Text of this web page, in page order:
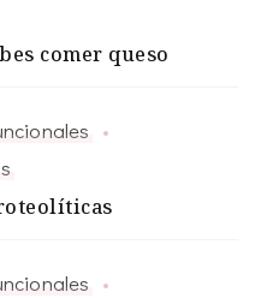
comer queso